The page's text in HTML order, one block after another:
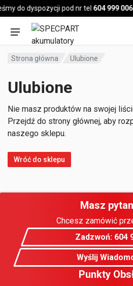
do dyspozycji pod nr tel 604 999 006
Pojazd
Strona główna Ulubione
Ulubione
Nie masz produktów na swojej
Przejdź do strony głównej, aby
naszego sklepu.
Wróć do sklepu
Masz
Chcesz zamówić
Zadzwoń: 604
Wyślij
Punkty